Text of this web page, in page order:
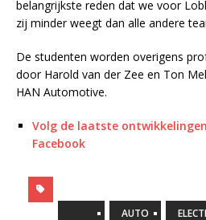
belangrijkste reden dat we voor
zij minder weegt dan alle andere
De studenten worden overigens
door Harold van der Zee en Ton
HAN Automotive.
Volg de laatste
Facebook
AUTO